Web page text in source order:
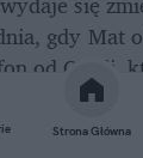
Strona Główna
gdy Mat
od Olivii,